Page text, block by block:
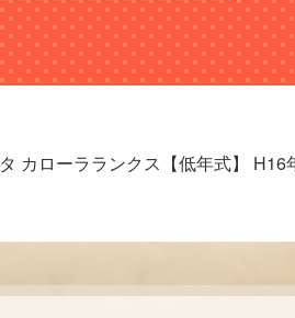
カローラランクス【低年式】